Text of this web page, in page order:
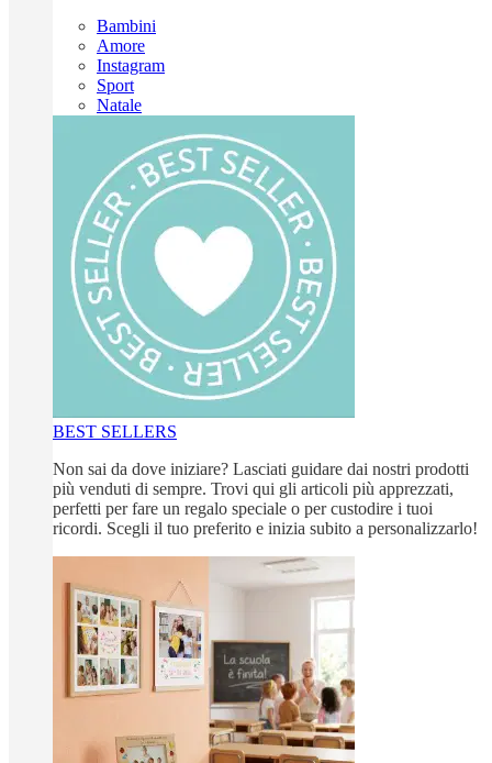
Bambini
Amore
Instagram
Sport
Natale
BEST SELLERS
Non sai da dove iniziare? Lasciati guidare dai nostri prodotti
più venduti di sempre. Trovi qui gli articoli più apprezzati,
perfetti per fare un regalo speciale o per custodire i tuoi
ricordi. Scegli il tuo preferito e inizia subito a personalizzarlo!